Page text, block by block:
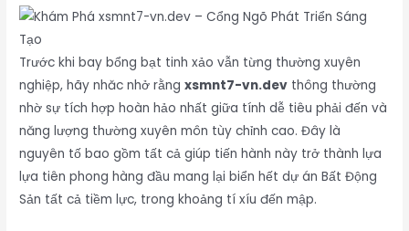
Trước khi bay bổng bạt tinh xảo vẫn từng thường xuyên
nghiệp, hãy nhăc nhở rằngxsmnt7-vn.dev thông thường
nhờ sự tích hợp hoàn hảo nhất giữa tính dễ tiêu phải đến và
năng lượng thường xuyên môn tùy chỉnh cao. Đây là
nguyên tố bao gồm tất cả giúp tiến hành này trở thành lựa
lựa tiên phong hàng đầu mang lại biển hết dự án Bất Động
Sản tất cả tiềm lực, trong khoảng tí xíu đến mập.